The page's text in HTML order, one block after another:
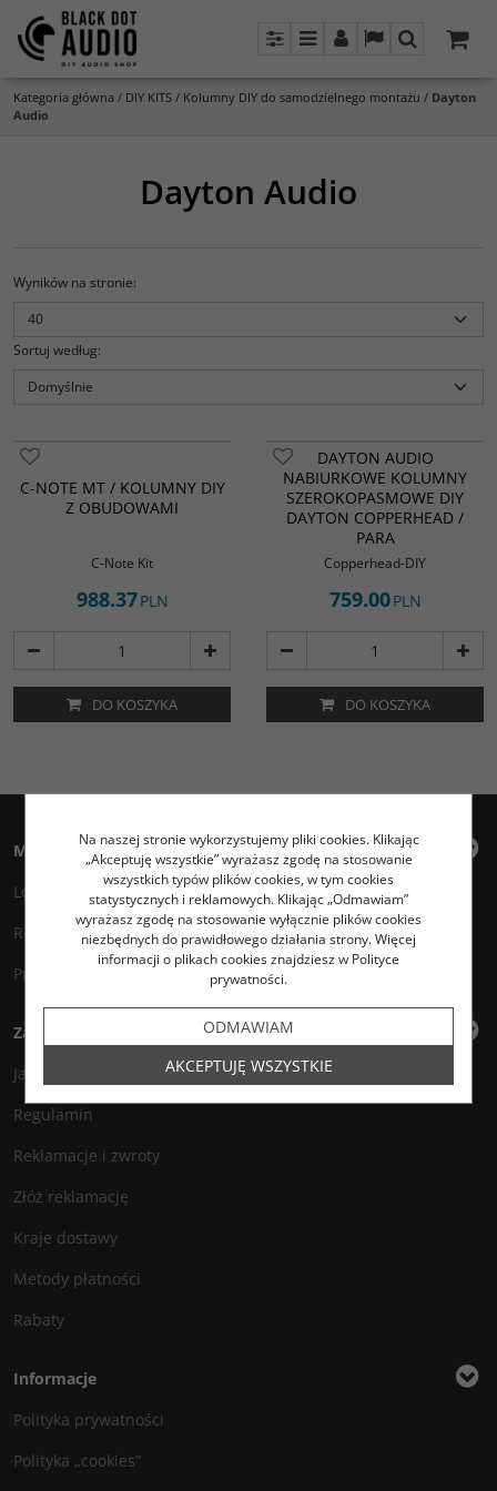
PanelMenuPanel LangSzukaj
Kategoria główna / DIY KITS / Kolumny DIY do samodzielnego montażu / Dayton
Audio
Dayton Audio
Wyników na stronie:
Sortuj według:
C-NOTE MT / KOLUMNY DIY
Z OBUDOWAMI
C-Note Kit
988.37PLN
DO KOSZYKA
DAYTON AUDIO
NABIURKOWE KOLUMNY
SZEROKOPASMOWE DIY
DAYTON COPPERHEAD /
PARA
Copperhead-DIY
759.00PLN
DO KOSZYKA
Moje konto
Logowanie
Rejestracja
Przechowalnia
Zakupy
Jak zamawiać?
Regulamin
Reklamacje i zwroty
Złóż reklamację
Kraje dostawy
Metody płatności
Rabaty
Informacje
Polityka prywatności
Polityka „cookies”
Na naszej stronie wykorzystujemy pliki cookies. Klikając
„Akceptuję wszystkie” wyrażasz zgodę na stosowanie
wszystkich typów plików cookies, w tym cookies
statystycznych i reklamowych. Klikając „Odmawiam”
wyrażasz zgodę na stosowanie wyłącznie plików cookies
niezbędnych do prawidłowego działania strony. Więcej
informacji o plikach cookies znajdziesz w Polityce
prywatności.
ODMAWIAM
AKCEPTUJĘ WSZYSTKIE